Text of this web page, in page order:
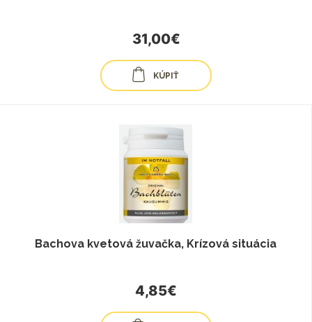
31,00€
KÚPIŤ
Bachova kvetová žuvačka, Krízová situácia
4,85€